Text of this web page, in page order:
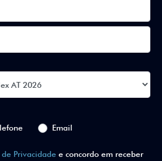
Email
de Privacidade e concordo em receber